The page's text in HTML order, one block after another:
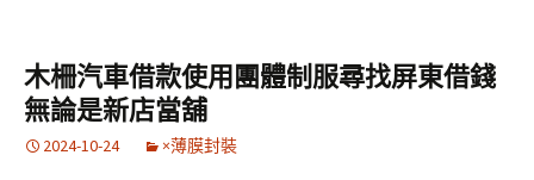
木柵汽車借款使用團體制服尋找屏東借錢
無論是新店當舖
2024-10-24 ×薄膜封裝